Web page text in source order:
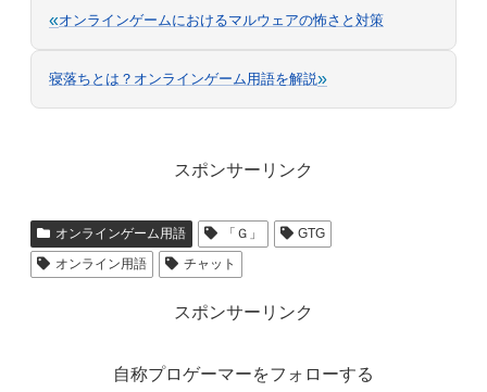
«オンラインゲームにおけるマルウェアの怖さと対策
寝落ちとは？オンラインゲーム用語を解説»
スポンサーリンク
オンラインゲーム用語 「Ｇ」
GTG
オンライン用語
チャット
スポンサーリンク
自称プロゲーマーをフォローする